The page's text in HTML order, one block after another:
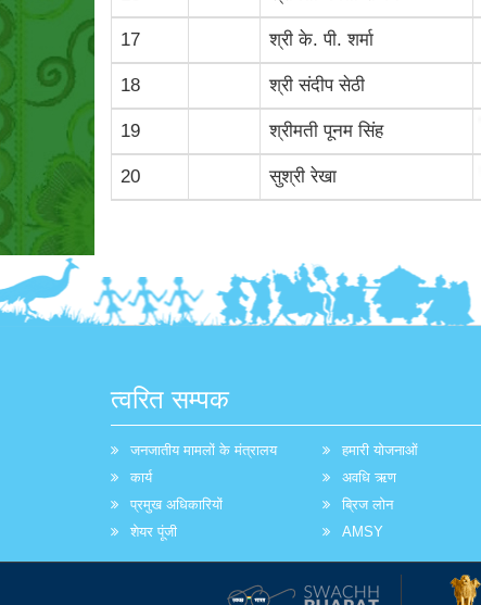
17 श्री के. पी. शर्मा
18 श्री संदीप सेठी
19 श्रीमती पूनम सिंह
20 सुश्री रेखा
त्वरित सम्पक
जनजातीय मामलों के मंत्रालय
कार्य
प्रमुख अधिकारियों
शेयर पूंजी
हमारी योजनाओं
अवधि ऋण
ब्रिज लोन
AMSY